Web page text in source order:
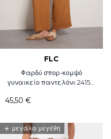
FLC
Φαρδύ σπορ-κομψό
γυναικείο παντελόνι 24152-
45,50 €
+ μεγάλα μεγέθη